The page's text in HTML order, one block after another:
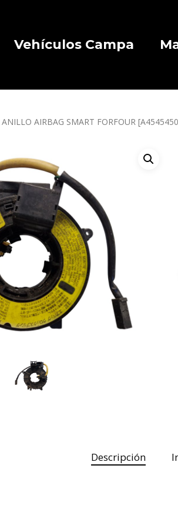
Vehículos Campa
ANILLO AIRBAG SMART FORFOUR
Descripción